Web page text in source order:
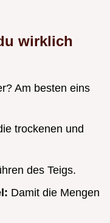
wirklich
Am besten eins
trockenen und
des Teigs.
Damit die Mengen